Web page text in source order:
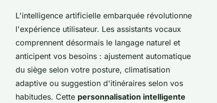
L'intelligence artificielle embarquée révolutionne
l'expérience utilisateur. Les assistants vocaux
comprennent désormais le langage naturel et
anticipent vos besoins : ajustement automatique
du siège selon votre posture, climatisation
adaptive ou suggestion d'itinéraires selon vos
habitudes. Cette personnalisation intelligente